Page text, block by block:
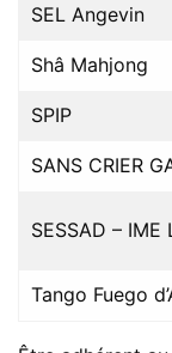
SEL Angevin
Shâ Mahjong
SPIP
SANS CRIER
SESSAD – IME
Tango Fuego